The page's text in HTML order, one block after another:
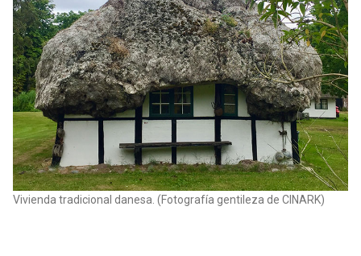
Vivienda tradicional danesa. (Fotografía gentileza de CINARK)